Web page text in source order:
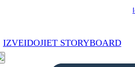
IZVEIDOJIET STORYBOARD